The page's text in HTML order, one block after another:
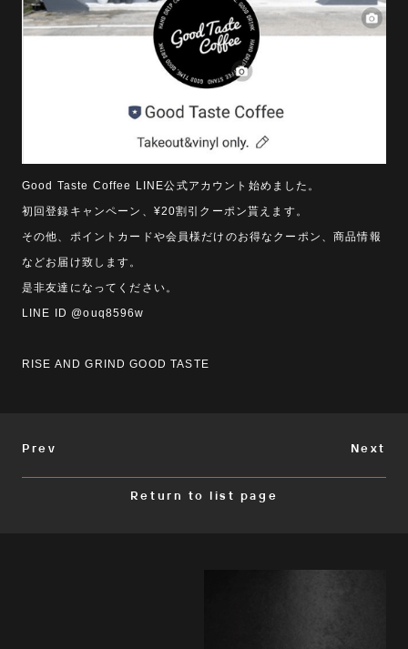
Good Taste Coffee LINE公式アカウント始めました。
初回登録キャンペーン、¥20割引クーポン貰えます。
その他、ポイントカードや会員様だけのお得なクーポン、商品情報
などお届け致します。
是非友達になってください。
LINE ID @ouq8596w
RISE AND GRIND GOOD TASTE
Prev Next
Return to list page